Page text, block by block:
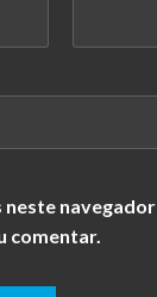
neste
comentar.